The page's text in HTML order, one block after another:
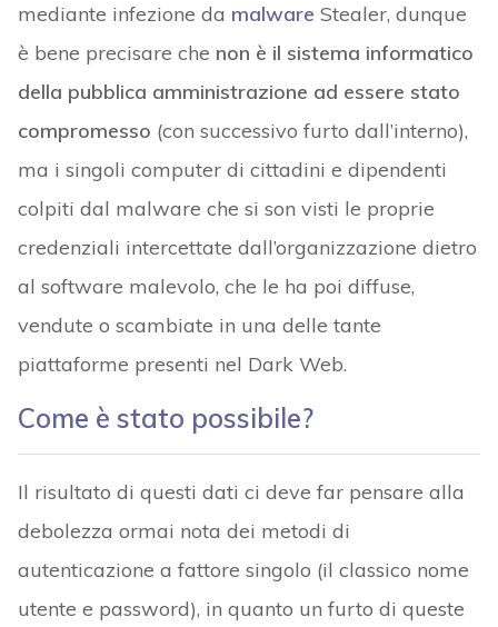
mediante infezione da malware Stealer, dunque
è bene precisare che non è il sistema informatico
della pubblica amministrazione ad essere stato
compromesso (con successivo furto dall’interno),
ma i singoli computer di cittadini e dipendenti
colpiti dal malware che si son visti le proprie
credenziali intercettate dall’organizzazione dietro
al software malevolo, che le ha poi diffuse,
vendute o scambiate in una delle tante
piattaforme presenti nel Dark Web.
Come è stato possibile?
Il risultato di questi dati ci deve far pensare alla
debolezza ormai nota dei metodi di
autenticazione a fattore singolo (il classico nome
utente e password), in quanto un furto di queste